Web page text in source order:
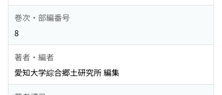
巻次・部編番号
8
著者・編者
愛知大学綜合郷土研究所 編集